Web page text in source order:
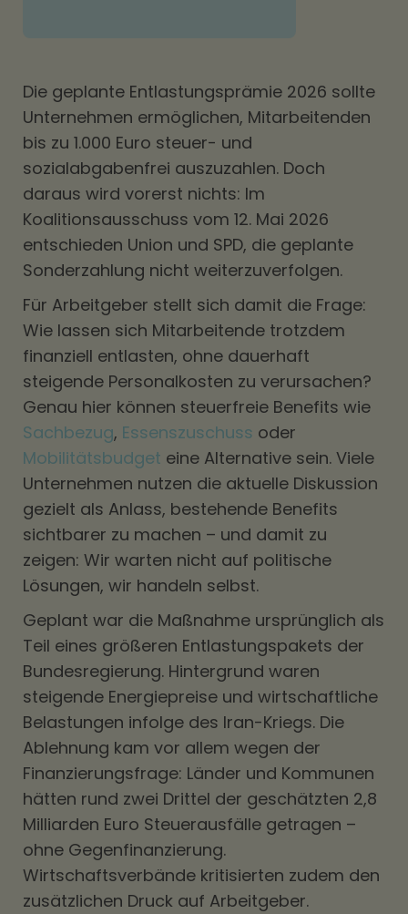
Die geplante Entlastungsprämie 2026 sollte
Unternehmen ermöglichen, Mitarbeitenden
bis zu 1.000 Euro steuer- und
sozialabgabenfrei auszuzahlen. Doch
daraus wird vorerst nichts: Im
Koalitionsausschuss vom 12. Mai 2026
entschieden Union und SPD, die geplante
Sonderzahlung nicht weiterzuverfolgen.
Für Arbeitgeber stellt sich damit die Frage:
Wie lassen sich Mitarbeitende trotzdem
finanziell entlasten, ohne dauerhaft
steigende Personalkosten zu verursachen?
Genau hier können steuerfreie Benefits wie
Sachbezug, Essenszuschuss oder
Mobilitätsbudget eine Alternative sein. Viele
Unternehmen nutzen die aktuelle Diskussion
gezielt als Anlass, bestehende Benefits
sichtbarer zu machen – und damit zu
zeigen: Wir warten nicht auf politische
Lösungen, wir handeln selbst.
Geplant war die Maßnahme ursprünglich als
Teil eines größeren Entlastungspakets der
Bundesregierung. Hintergrund waren
steigende Energiepreise und wirtschaftliche
Belastungen infolge des Iran-Kriegs. Die
Ablehnung kam vor allem wegen der
Finanzierungsfrage: Länder und Kommunen
hätten rund zwei Drittel der geschätzten 2,8
Milliarden Euro Steuerausfälle getragen –
ohne Gegenfinanzierung.
Wirtschaftsverbände kritisierten zudem den
zusätzlichen Druck auf Arbeitgeber.